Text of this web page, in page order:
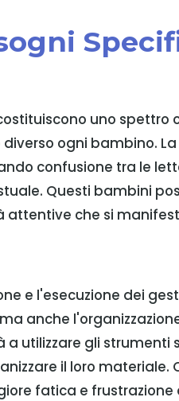
uno
ogni bambino.
confusione tra le
Questi bambini
che si
e l'esecuzione dei
anche
utilizzare gli strumenti
il loro materiale.
fatica e